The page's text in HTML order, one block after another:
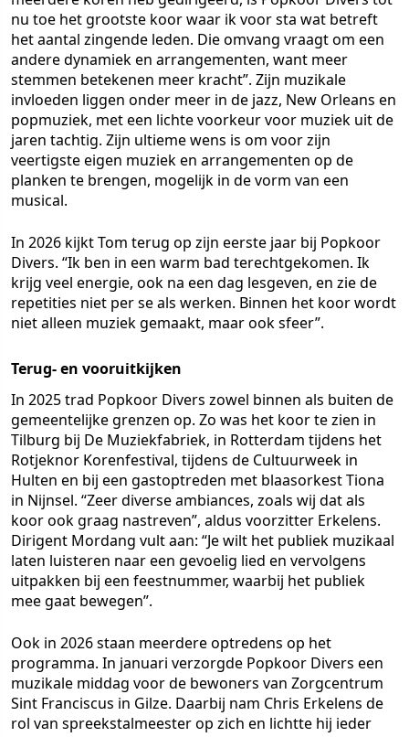
nu toe het grootste koor waar ik voor sta wat betreft
het aantal zingende leden. Die omvang vraagt om een
andere dynamiek en arrangementen, want meer
stemmen betekenen meer kracht”. Zijn muzikale
invloeden liggen onder meer in de jazz, New Orleans en
popmuziek, met een lichte voorkeur voor muziek uit de
jaren tachtig. Zijn ultieme wens is om voor zijn
veertigste eigen muziek en arrangementen op de
planken te brengen, mogelijk in de vorm van een
musical.
In 2026 kijkt Tom terug op zijn eerste jaar bij Popkoor
Divers. “Ik ben in een warm bad terechtgekomen. Ik
krijg veel energie, ook na een dag lesgeven, en zie de
repetities niet per se als werken. Binnen het koor wordt
niet alleen muziek gemaakt, maar ook sfeer”.
Terug- en vooruitkijken
In 2025 trad Popkoor Divers zowel binnen als buiten de
gemeentelijke grenzen op. Zo was het koor te zien in
Tilburg bij De Muziekfabriek, in Rotterdam tijdens het
Rotjeknor Korenfestival, tijdens de Cultuurweek in
Hulten en bij een gastoptreden met blaasorkest Tiona
in Nijnsel. “Zeer diverse ambiances, zoals wij dat als
koor ook graag nastreven”, aldus voorzitter Erkelens.
Dirigent Mordang vult aan: “Je wilt het publiek muzikaal
laten luisteren naar een gevoelig lied en vervolgens
uitpakken bij een feestnummer, waarbij het publiek
mee gaat bewegen”.
Ook in 2026 staan meerdere optredens op het
programma. In januari verzorgde Popkoor Divers een
muzikale middag voor de bewoners van Zorgcentrum
Sint Franciscus in Gilze. Daarbij nam Chris Erkelens de
rol van spreekstalmeester op zich en lichtte hij ieder